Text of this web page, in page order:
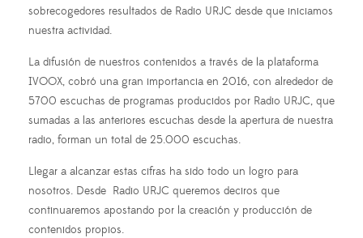
sobrecogedores resultados de Radio URJC desde que iniciamos
nuestra actividad.
La difusión de nuestros contenidos a través de la plataforma
IVOOX, cobró una gran importancia en 2016, con alrededor de
5700 escuchas de programas producidos por Radio URJC, que
sumadas a las anteriores escuchas desde la apertura de nuestra
radio, forman un total de 25.000 escuchas.
Llegar a alcanzar estas cifras ha sido todo un logro para
nosotros. Desde Radio URJC queremos deciros que
continuaremos apostando por la creación y producción de
contenidos propios.